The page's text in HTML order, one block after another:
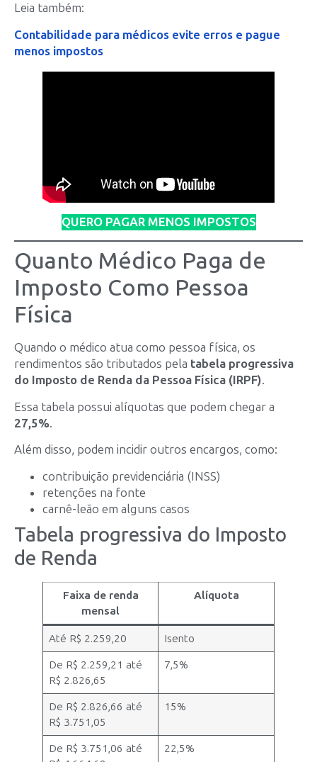
Leia também:
Contabilidade para médicos evite erros e pague
menos impostos
QUERO PAGAR MENOS IMPOSTOS
Quanto Médico Paga de
Imposto Como Pessoa
Física
Quando o médico atua como pessoa física, os
rendimentos são tributados pela tabela progressiva
do Imposto de Renda da Pessoa Física (IRPF).
Essa tabela possui alíquotas que podem chegar a
27,5%.
Além disso, podem incidir outros encargos, como:
contribuição previdenciária (INSS)
retenções na fonte
carnê-leão em alguns casos
Tabela progressiva do Imposto
de Renda
Faixa de renda
mensal
Alíquota
Até R$ 2.259,20 Isento
De R$ 2.259,21 até
R$ 2.826,65
7,5%
De R$ 2.826,66 até
R$ 3.751,05
15%
De R$ 3.751,06 até
22,5%